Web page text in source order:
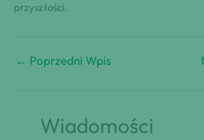
przyszłości.
← Poprzedni Wpis
Wiadomości